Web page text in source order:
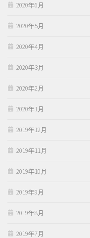
2020年6月
2020年5月
2020年4月
2020年3月
2020年2月
2020年1月
2019年12月
2019年11月
2019年10月
2019年9月
2019年8月
2019年7月